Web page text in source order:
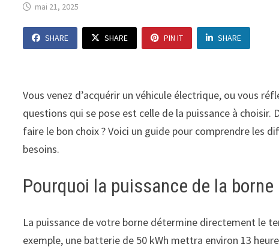
mai 21, 2025
SHARE SHARE PIN IT SHARE
Vous venez d’acquérir un véhicule électrique, ou vous
questions qui se pose est celle de la puissance à
faire le bon choix ? Voici un guide pour comprendre les
besoins.
Pourquoi la puissance de la
La puissance de votre borne détermine directement le
exemple, une batterie de 50 kWh mettra environ 13